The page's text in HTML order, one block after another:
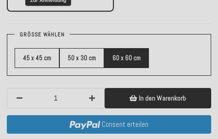
GRÖSSE WÄHLEN
45 x 45 cm 50 x 30 cm 60 x 60 cm
In den Warenkorb
Consent erteilen